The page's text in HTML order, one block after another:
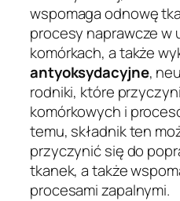
wspomaga odnowę
procesy naprawcze w
komórkach, a także
antyoksydacyjne,
rodniki, które
komórkowych i
temu, składnik ten
przyczynić się do
tkanek, a także
procesami zapalnymi.